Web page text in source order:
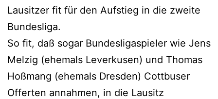
Lausitzer fit für den Aufstieg in die zweite
Bundesliga.
So fit, daß sogar Bundesligaspieler wie Jens
Melzig (ehemals Leverkusen) und Thomas
Hoßmang (ehemals Dresden) Cottbuser
Offerten annahmen, in die Lausitz